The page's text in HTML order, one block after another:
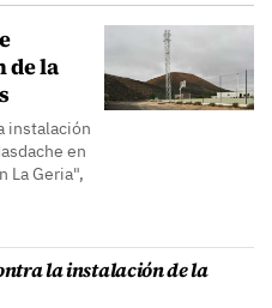
de la
instalación
en
La Geria",
la instalación de la